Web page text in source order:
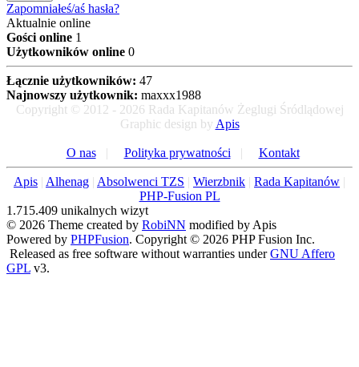
Zapomniałeś/aś hasła?
Aktualnie online
Gości online 1
Użytkowników online 0
Łącznie użytkowników: 47
Najnowszy użytkownik: maxxx1988
Copyright © 2012 - 2026 Rada Kapitanów Żeglugi Śródlądowej
Graphic design by Apis
O nas| Polityka prywatności | Kontakt
Apis | Alhenag | Absolwenci TZS | Wierzbnik | Rada Kapitanów |
PHP-Fusion PL
1.715.409 unikalnych wizyt
© 2026 Theme created by RobiNN modified by Apis
Powered by PHPFusion. Copyright © 2026 PHP Fusion Inc.
Released as free software without warranties underGNU Affero
GPL v3.